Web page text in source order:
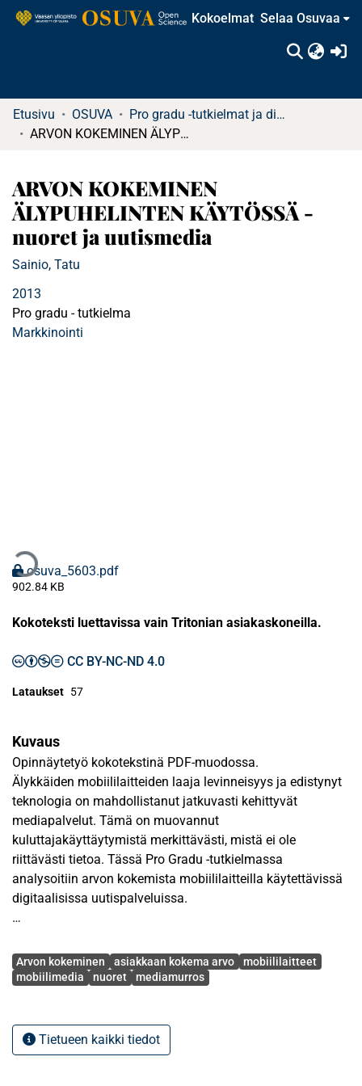
Kokoelmat Selaa Osuvaa
Etusivu OSUVA
Pro gradu -tutkielmat ja diplomityöt (rajattu saatavuus)
ARVON KOKEMINEN ÄLYPUHELINTEN KÄYTÖSSÄ - nuoret ja uutismedia
ARVON KOKEMINEN
ÄLYPUHELINTEN KÄYTÖSSÄ -
nuoret ja uutismedia
Sainio, Tatu
2013
Pro gradu - tutkielma
Markkinointi
osuva_5603.pdf
902.84 KB
Kokoteksti luettavissa vain Tritonian asiakaskoneilla.
CC BY-NC-ND 4.0
Lataukset 57
Kuvaus
Opinnäytetyö kokotekstinä PDF-muodossa.
Älykkäiden mobiililaitteiden laaja levinneisyys ja edistynyt
teknologia on mahdollistanut jatkuvasti kehittyvät
mediapalvelut. Tämä on muovannut
kuluttajakäyttäytymistä merkittävästi, mistä ei ole
riittävästi tietoa. Tässä Pro Gradu -tutkielmassa
analysoitiin arvon kokemista mobiililaitteilla käytettävissä
digitaalisissa uutispalveluissa.
markkinoinnin teemoista puolsi aiheen tutkimista tästä
näkökulmasta. Aihetta lähestyttiin kuvaamalla palvelu- ja
pohjautuu aiempaan tutkimukseen, jossa tämän
tutkimuksen tavoin, tutkittiin koettua arvoa mobiileilla
Avainsanat
Arvon kokeminen asiakkaan kokema arvo
mobiililaitteet
mobiilimedia
nuoret mediamurros
Tietueen kaikki tiedot